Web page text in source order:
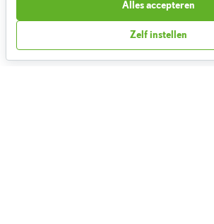
Boeken
Zelf instellen
Alles accepteren